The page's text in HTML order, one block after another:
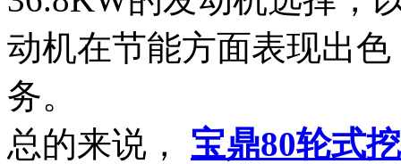
动机在节能方面表现出
务。
总的来说， 宝鼎80轮式